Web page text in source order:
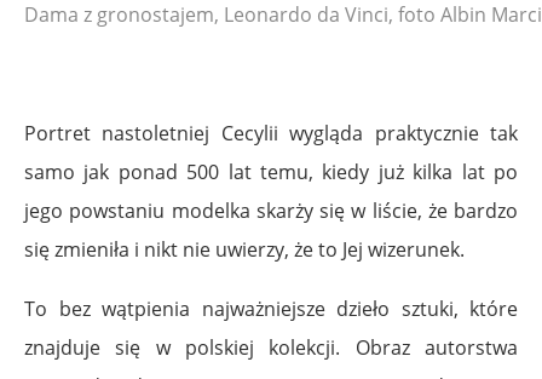
Dama z gronostajem, Leonardo da Vinci, foto Albin
Portret nastoletniej Cecylii wygląda praktycznie tak
samo jak ponad 500 lat temu, kiedy już kilka lat po
jego powstaniu modelka skarży się w liście, że bardzo
się zmieniła i nikt nie uwierzy, że to Jej wizerunek.
To bez wątpienia najważniejsze dzieło sztuki, które
znajduje się w polskiej kolekcji. Obraz autorstwa